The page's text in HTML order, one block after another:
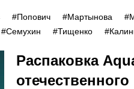
#Попович #Мартынова
#Семухин #Тищенко
Распаковка